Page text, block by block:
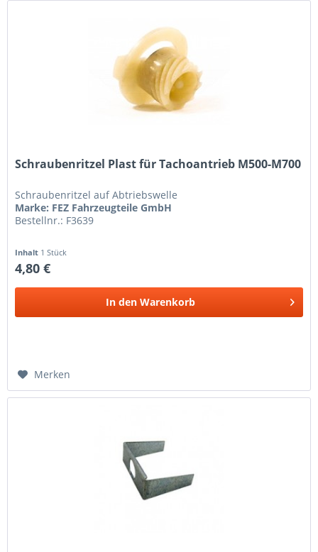
Schraubenritzel Plast für Tachoantrieb M500-M700
Schraubenritzel auf Abtriebswelle
Marke: FEZ Fahrzeugteile GmbH
Bestellnr.: F3639
Inhalt 1 Stück
4,80 €
In den Warenkorb
Merken